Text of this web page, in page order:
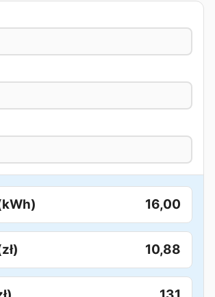
16,00
10,88